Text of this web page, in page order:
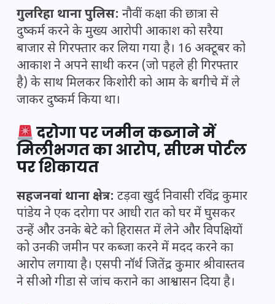
गुलरिहा थाना पुलिस: नौवीं कक्षा की छात्रा से
दुष्कर्म करने के मुख्य आरोपी आकाश को सरैया
बाजार से गिरफ्तार कर लिया गया है। 16 अक्टूबर को
आकाश ने अपने साथी करन (जो पहले ही गिरफ्तार
है) के साथ मिलकर किशोरी को आम के बगीचे में ले
जाकर दुष्कर्म किया था।
दरोगा पर जमीन कब्जाने में
मिलीभगत का आरोप, सीएम पोर्टल
पर शिकायत
सहजनवां थाना क्षेत्र: टड़वा खुर्द निवासी रविंद्र कुमार
पांडेय ने एक दरोगा पर आधी रात को घर में घुसकर
उन्हें और उनके बेटे को हिरासत में लेने और विपक्षियों
को उनकी जमीन पर कब्जा करने में मदद करने का
आरोप लगाया है। एसपी नॉर्थ जितेंद्र कुमार श्रीवास्तव
ने सीओ गीडा से जांच कराने का आश्वासन दिया है।